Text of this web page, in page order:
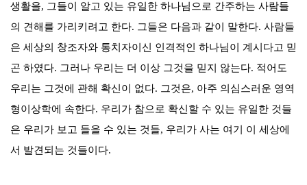
생활을, 그들이 알고 있는 유일한 하나님으로 간주하는 사람들
의 견해를 가리키려고 한다. 그들은 다음과 같이 말한다. 사람들
은 세상의 창조자와 통치자이신 인격적인 하나님이 계시다고 믿
곤 하였다. 그러나 우리는 더 이상 그것을 믿지 않는다. 적어도
우리는 그것에 관해 확신이 없다. 그것은, 아주 의심스러운 영역
형이상학에 속한다. 우리가 참으로 확신할 수 있는 유일한 것들
은 우리가 보고 들을 수 있는 것들, 우리가 사는 여기 이 세상에
서 발견되는 것들이다.